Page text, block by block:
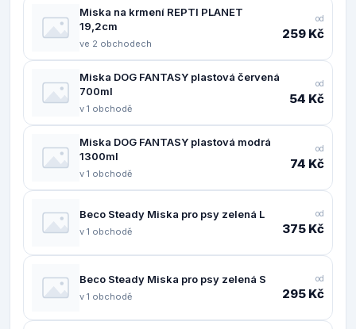
Miska na krmení REPTI PLANET
19,2cm
ve 2 obchodech
od
259 Kč
Miska DOG FANTASY plastová červená
700ml
v 1 obchodě
od
54 Kč
Miska DOG FANTASY plastová modrá
1300ml
v 1 obchodě
od
74 Kč
Beco Steady Miska pro psy zelená L
v 1 obchodě
od
375 Kč
Beco Steady Miska pro psy zelená S
v 1 obchodě
od
295 Kč